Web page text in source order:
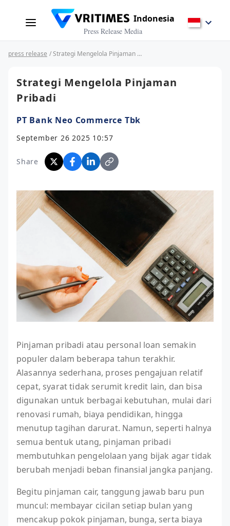
Indonesia
Press Release Media
press release / Strategi Mengelola Pinjaman Pribadi
Strategi Mengelola Pinjaman
Pribadi
PT Bank Neo Commerce Tbk
September 26 2025 10:57
Share
Pinjaman pribadi atau personal loan semakin
populer dalam beberapa tahun terakhir.
Alasannya sederhana, proses pengajuan relatif
cepat, syarat tidak serumit kredit lain, dan bisa
digunakan untuk berbagai kebutuhan, mulai dari
renovasi rumah, biaya pendidikan, hingga
menutup tagihan darurat. Namun, seperti halnya
semua bentuk utang, pinjaman pribadi
membutuhkan pengelolaan yang bijak agar tidak
berubah menjadi beban finansial jangka panjang.
Begitu pinjaman cair, tanggung jawab baru pun
muncul: membayar cicilan setiap bulan yang
mencakup pokok pinjaman, bunga, serta biaya